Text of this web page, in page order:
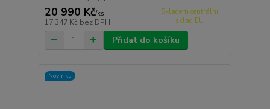
20 990 Kč/ks
17 347 Kč bez DPH
Skladem centrální
sklad EU
Přidat do košíku
Novinka